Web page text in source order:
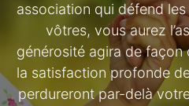
association qui défend
vôtres, vous aurez
générosité agira de
la satisfaction profonde
perdureront par-delà